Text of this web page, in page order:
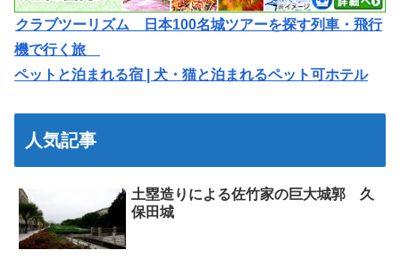
クラブツーリズム 日本100名城ツアーを探す列車・飛行
機で行く旅
ペットと泊まれる宿 | 犬・猫と泊まれるペット可ホテル
人気記事
土塁造りによる佐竹家の巨大城郭 久
保田城